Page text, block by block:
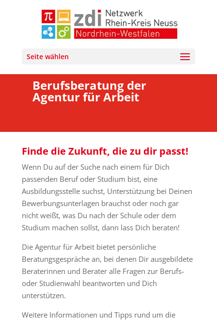
Seite wählen
Berufsberatung der
Agentur für Arbeit
Finde die Zukunft, die zu dir passt!
Wenn Du auf der Suche nach einem für Dich
passenden Beruf oder Studium bist, eine
Ausbildungsstelle suchst, Unterstützung bei Deinen
Bewerbungsunterlagen brauchst oder noch gar
nicht weißt, was Du nach der Schule oder dem
Studium machen sollst, dann lass Dich beraten!
Die Agentur für Arbeit bietet persönliche
Beratungsgespräche an, bei denen Dir ausgebildete
Beraterinnen und Berater alle Fragen zur Berufs-
oder Studienwahl beantworten und Dich
unterstützen.
Weitere Informationen und Tipps rund um die